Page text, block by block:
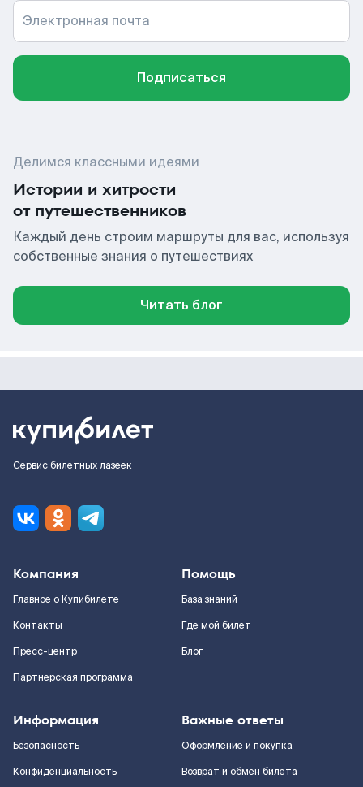
Электронная почта
Подписаться
Делимся классными идеями
Истории и хитрости
от путешественников
Каждый день строим маршруты для вас, используя
собственные знания о путешествиях
Читать блог
Сервис билетных лазеек
Компания
Главное о Купибилете
Контакты
Пресс-центр
Партнерская программа
Помощь
База знаний
Где мой билет
Блог
Информация
Безопасность
Конфиденциальность
Важные ответы
Оформление и покупка
Возврат и обмен билета